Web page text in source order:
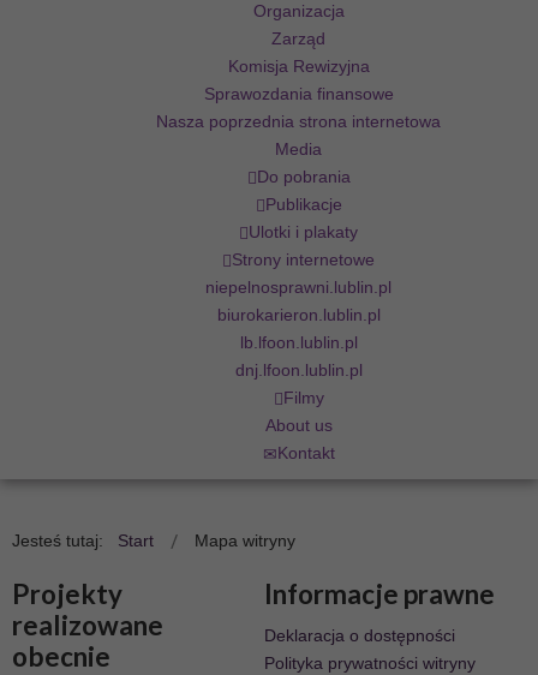
Organizacja
Zarząd
Komisja Rewizyjna
Sprawozdania finansowe
Nasza poprzednia strona internetowa
Media
Do pobrania
Publikacje
Ulotki i plakaty
Strony internetowe
niepelnosprawni.lublin.pl
biurokarieron.lublin.pl
lb.lfoon.lublin.pl
dnj.lfoon.lublin.pl
Filmy
About us
Kontakt
Jesteś tutaj: Start Mapa witryny
Projekty
realizowane
obecnie
Informacje prawne
Deklaracja o dostępności
Polityka prywatności witryny